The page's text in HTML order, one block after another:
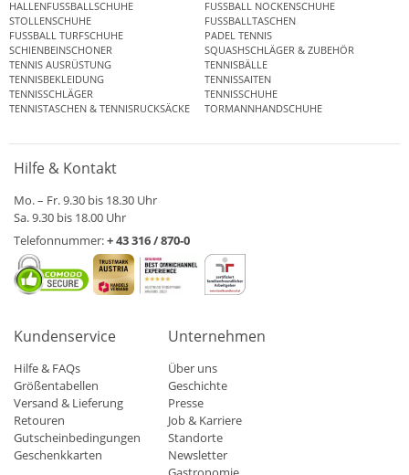
HALLENFUSSBALLSCHUHE
FUSSBALL NOCKENSCHUHE
STOLLENSCHUHE
FUSSBALLTASCHEN
FUSSBALL TURFSCHUHE
PADEL TENNIS
SCHIENBEINSCHONER
SQUASHSCHLÄGER & ZUBEHÖR
TENNIS AUSRÜSTUNG
TENNISBÄLLE
TENNISBEKLEIDUNG
TENNISSAITEN
TENNISSCHLÄGER
TENNISSCHUHE
TENNISTASCHEN & TENNISRUCKSÄCKE
TORMANNHANDSCHUHE
Hilfe & Kontakt
Mo. – Fr. 9.30 bis 18.30 Uhr
Sa. 9.30 bis 18.00 Uhr
Telefonnummer:+ 43 316 / 870-0
Kundenservice
Hilfe & FAQs
Größentabellen
Versand & Lieferung
Retouren
Gutscheinbedingungen
Geschenkkarten
Unternehmen
Über uns
Geschichte
Presse
Job & Karriere
Standorte
Newsletter